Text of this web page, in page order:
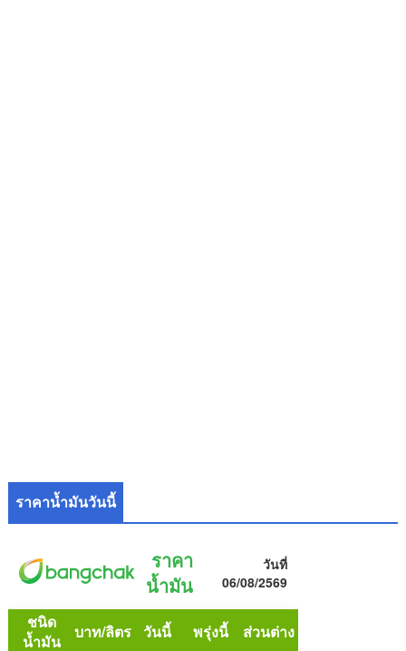
ราคาน้ำมันวันนี้